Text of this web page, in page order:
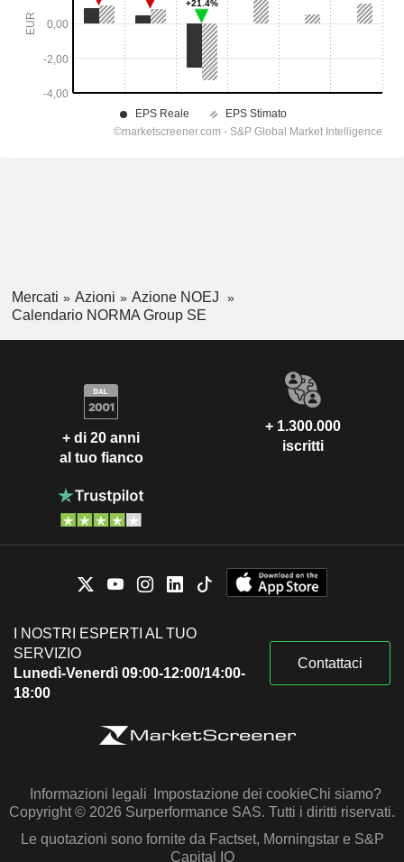
Mercati Azioni
Azione NOEJ
Calendario NORMA Group SE
+ di 20 anni
al tuo fianco
+ 1.300.000
iscritti
I NOSTRI ESPERTI AL TUO
SERVIZIO
Lunedì-Venerdì 09:00-12:00/14:00-
18:00
Contattaci
Informazioni legali Impostazione dei cookieChi siamo?
Copyright © 2026 Surperformance SAS. Tutti i diritti riservati.
Le quotazioni sono fornite da Factset, Morningstar e S&P
Capital IQ